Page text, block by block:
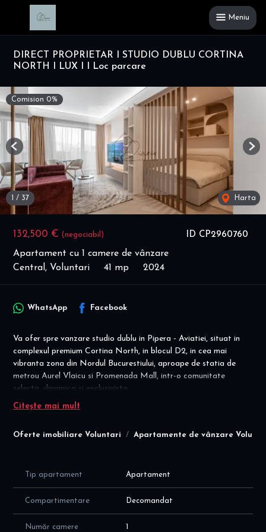
Meniu
DIRECT PROPRIETAR I STUDIO DUBLU CORTINA
NORTH I LUX I I Loc parcare
ID CP2960760
132,500 € (negociabil)
Apartament cu 1 camere de vânzare
Central, Voluntari
41 mp 2024
Comision 0%
1 / 37 Harta
Previous
Oferte imobiliare Voluntari Apartamente de vânzare
WhatsApp Facebook
Va ofer spre vanzare studio dublu in Pipera - Aviatiei, situat in
complexul premium Cortina North, in blocul D2, in cea mai
vibranta zona din Nordul Bucurestiului, aproape de statia de
metrou Aurel Vlaicu si Promenada Mall, intr-o comunitate
selecta, dinamica si exclusivista.
DIRECT PROPRIETAR! COMISION 0% ! Se preia cu contract
Conditii de vanzare: contract vanzare cumparare;
- Loc de parcare dispoinibil la nivel -2 langa lift la un cost
suplimentar.
Studioul este la etajul 1/9, cu camere luminoase, cu suprafata
Citește mai mult
Tip apartament Apartament
Compartimentare Decomandat
Număr camere 1